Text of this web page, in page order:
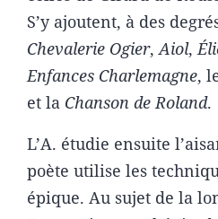
S’y ajoutent, à des
Chevalerie Ogier,Aiol,
Enfances Charlemagne,
et la Chanson de Roland.
L’A. étudie ensuite
poète utilise les
épique. Au sujet de la